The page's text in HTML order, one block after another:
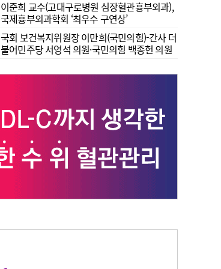
이준희 교수(고대구로병원 심장혈관흉부외과),
국제흉부외과학회 ‘최우수 구연상’
국회 보건복지위원장 이만희(국민의힘)-간사 더
불어민주당 서영석 의원·국민의힘 백종헌 의원